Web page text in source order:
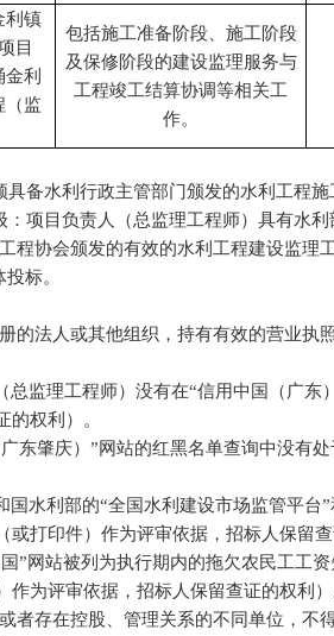
利镇
目
金利
（监
包括施工准备阶段、施工阶段
及保修阶段的建设监理服务与
工程竣工结算协调等相关工
作。
具备水利行政主管部门颁发的水利工程
项目负责人（总监理工程师）具有水
程协会颁发的有效的水利工程建设监理
标。
的法人或其他组织，持有有效的营业执
监理工程师）没有在“信用中国（广东
的权利）。
东肇庆）”网站的红黑名单查询中没有
水利部的“全国水利建设市场监管平台
或打印件）作为评审依据，招标人保留查
”网站被列为执行期内的拖欠农民工工
为评审依据，招标人保留查证的权利）
者存在控股、管理关系的不同单位，不